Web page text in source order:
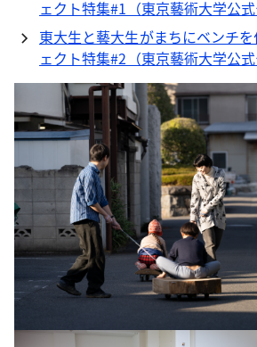
ェクト特集#1（東京藝術大学公式
東大生と藝大生がまちにベンチ
ェクト特集#2（東京藝術大学公式